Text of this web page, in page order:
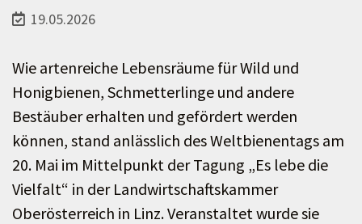
19.05.2026
Wie artenreiche Lebensräume für Wild und
Honigbienen, Schmetterlinge und andere
Bestäuber erhalten und gefördert werden
können, stand anlässlich des Weltbienentags am
20. Mai im Mittelpunkt der Tagung „Es lebe die
Vielfalt“ in der Landwirtschaftskammer
Oberösterreich in Linz. Veranstaltet wurde sie